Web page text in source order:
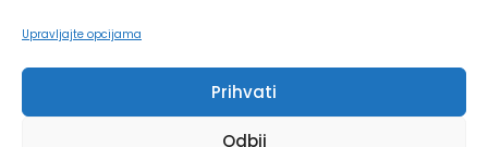
Upravljajte opcijama
Prihvati
Odbij
2025 - Automatizacija i sigurnost